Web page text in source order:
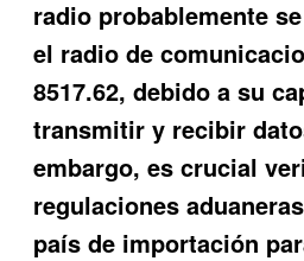
radio probablemente
el radio de
8517.62, debido a su
transmitir y recibir
embargo, es crucial
regulaciones
país de importación